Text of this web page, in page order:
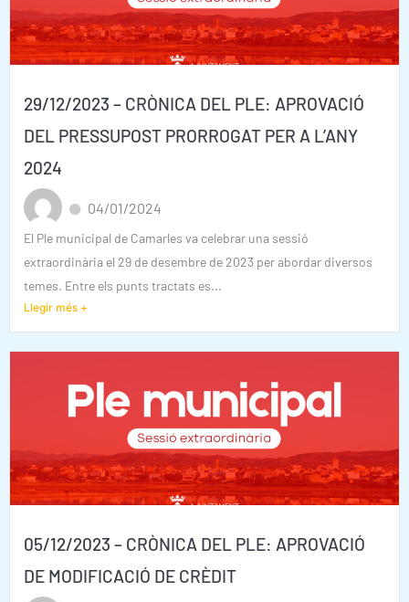
29/12/2023 – CRÒNICA DEL PLE: APROVACIÓ
DEL PRESSUPOST PRORROGAT PER A L’ANY
2024
04/01/2024
El Ple municipal de Camarles va celebrar una sessió
extraordinària el 29 de desembre de 2023 per abordar diversos
temes. Entre els punts tractats es...
Llegir més +
05/12/2023 – CRÒNICA DEL PLE: APROVACIÓ
DE MODIFICACIÓ DE CRÈDIT